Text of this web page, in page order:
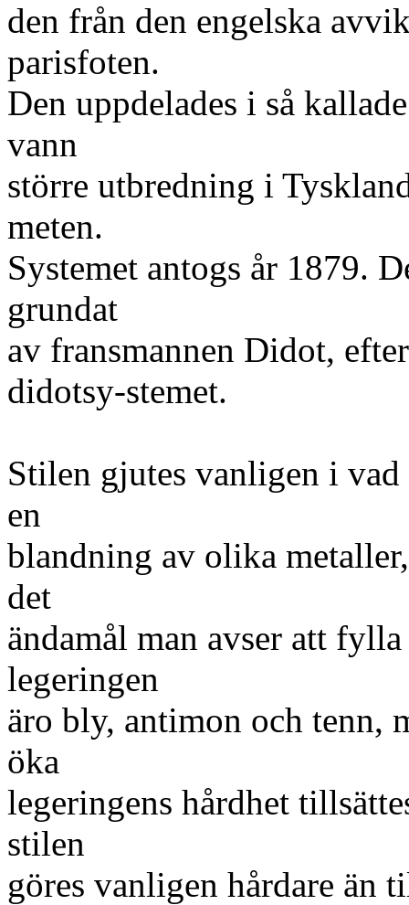
den från den engelska
parisfoten.
Den uppdelades i så
vann
större utbredning i
meten.
Systemet antogs år 1879.
grundat
av fransmannen Didot,
didotsy-stemet.
Stilen gjutes vanligen i
en
blandning av olika
det
ändamål man avser att
legeringen
äro bly, antimon och tenn,
öka
legeringens hårdhet
stilen
göres vanligen hårdare än